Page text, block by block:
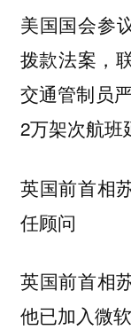
美国国会参
拨款法案，
交通管制员
2万架次航班
英国前首相
任顾问
英国前首相
他已加入微